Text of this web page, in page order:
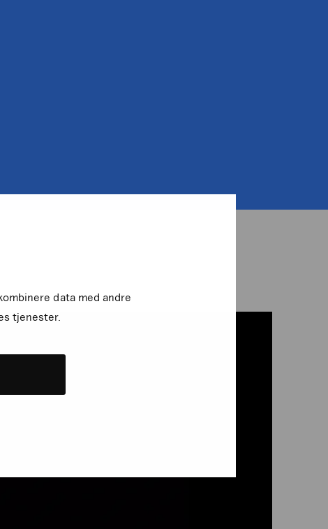
data med andre
tjenester.